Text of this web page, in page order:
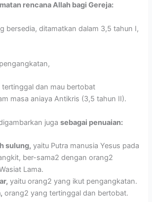
rencana Allah bagi Gereja:
bersedia, ditamatkan dalam 3,5 tahun I,
tertinggal dan mau bertobat
masa aniaya Antikris (3,5 tahun II).
jugasebagai penuaian:
sulung, yaitu Putra manusia Yesus pada
ber-sama2 dengan orang2
Lama.
yaitu orang2 yang ikut pengangkatan.
orang2 yang tertinggal dan bertobat.